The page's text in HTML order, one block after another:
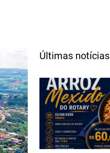
Últimas notícias